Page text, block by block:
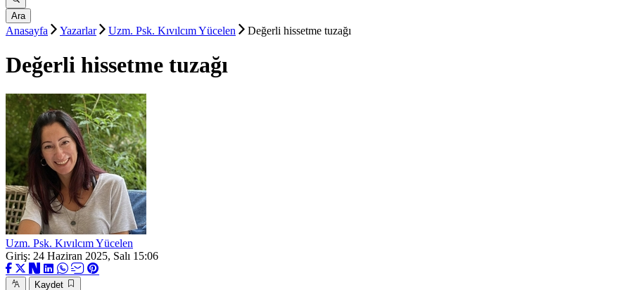
Ara
Anasayfa Yazarlar Uzm. Psk. Kıvılcım Yücelen Değerli hissetme tuzağı
Değerli hissetme tuzağı
Uzm. Psk. Kıvılcım Yücelen
Giriş: 24 Haziran 2025, Salı 15:06
Kaydet